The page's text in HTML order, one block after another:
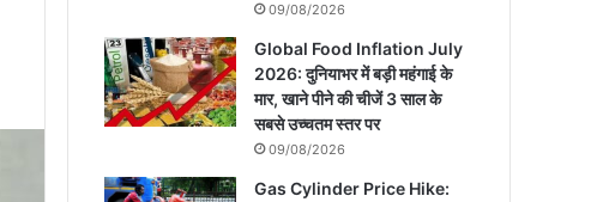
09/08/2026
Global Food Inflation July
2026: दुनियाभर में बड़ी महंगाई के
मार, खाने पीने की चीजें 3 साल के
सबसे उच्चतम स्तर पर
09/08/2026
Gas Cylinder Price Hike: